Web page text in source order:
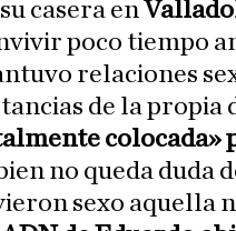
casera en
poco tiempo
relaciones
de la propia
colocada»
no queda duda
sexo aquella